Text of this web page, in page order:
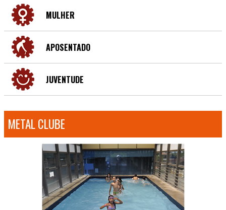
MULHER
APOSENTADO
JUVENTUDE
METAL CLUBE